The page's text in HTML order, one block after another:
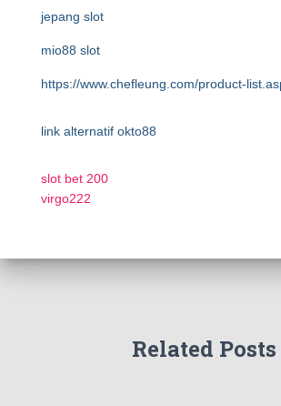
jepang slot
mio88 slot
https://www.chefleung.com/product-
link alternatif okto88
slot bet 200
virgo222
Related Posts